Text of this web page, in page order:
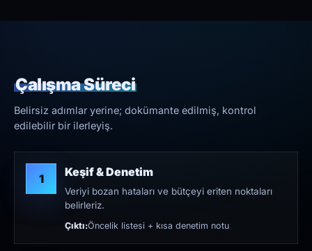
Çalışma Süreci
Belirsiz adımlar yerine; dokümante edilmiş, kontrol
edilebilir bir ilerleyiş.
1 Keşif & Denetim
Veriyi bozan hataları ve bütçeyi eriten noktaları
belirleriz.
Çıktı:Öncelik listesi + kısa denetim notu